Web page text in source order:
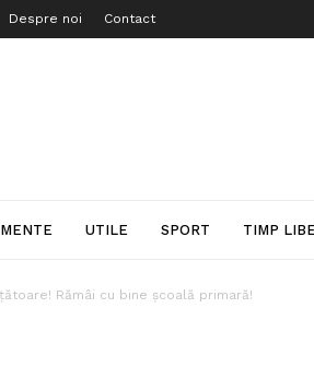
Despre noi Contact
UTILE SPORT TIMP
Rămâi cu bine școală primară!